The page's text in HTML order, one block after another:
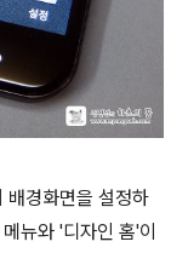
배경화면을 설정하
뉴와 '디자인 홈'이